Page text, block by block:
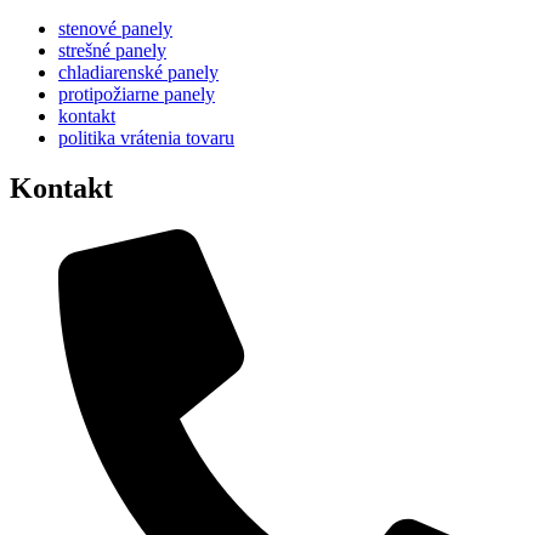
stenové panely
strešné panely
chladiarenské panely
protipožiarne panely
kontakt
politika vrátenia tovaru
Kontakt